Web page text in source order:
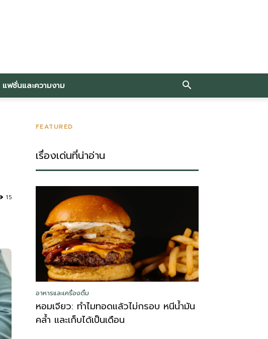
แฟชั่นและความงาม
15
FEATURED
เรื่องเด่นที่น่าอ่าน
อาหารและเครื่องดื่ม
หอมเจียว: ทำไมทอดแล้วไม่กรอบ หนีน้ำมัน
คล้ำ และเก็บได้เป็นเดือน